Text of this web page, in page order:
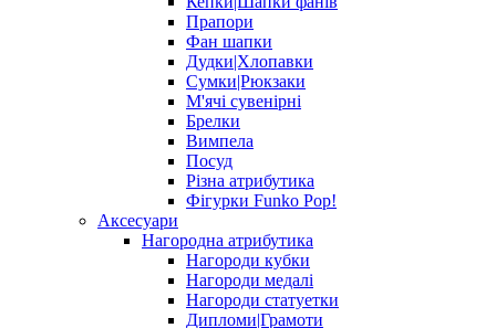
Прапори
Фан шапки
Дудки|Хлопавки
Сумки|Рюкзаки
М'ячі сувенірні
Брелки
Вимпела
Посуд
Різна атрибутика
Фігурки Funko Pop!
Аксесуари
Нагородна атрибутика
Нагороди кубки
Нагороди медалі
Нагороди статуетки
Дипломи|Грамоти